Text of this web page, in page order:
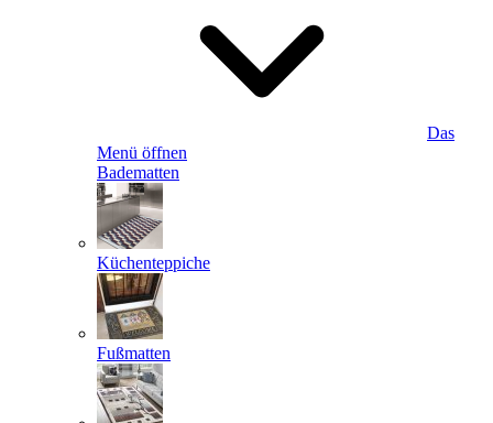
Das
Menü öffnen
Badematten
Küchenteppiche
Fußmatten